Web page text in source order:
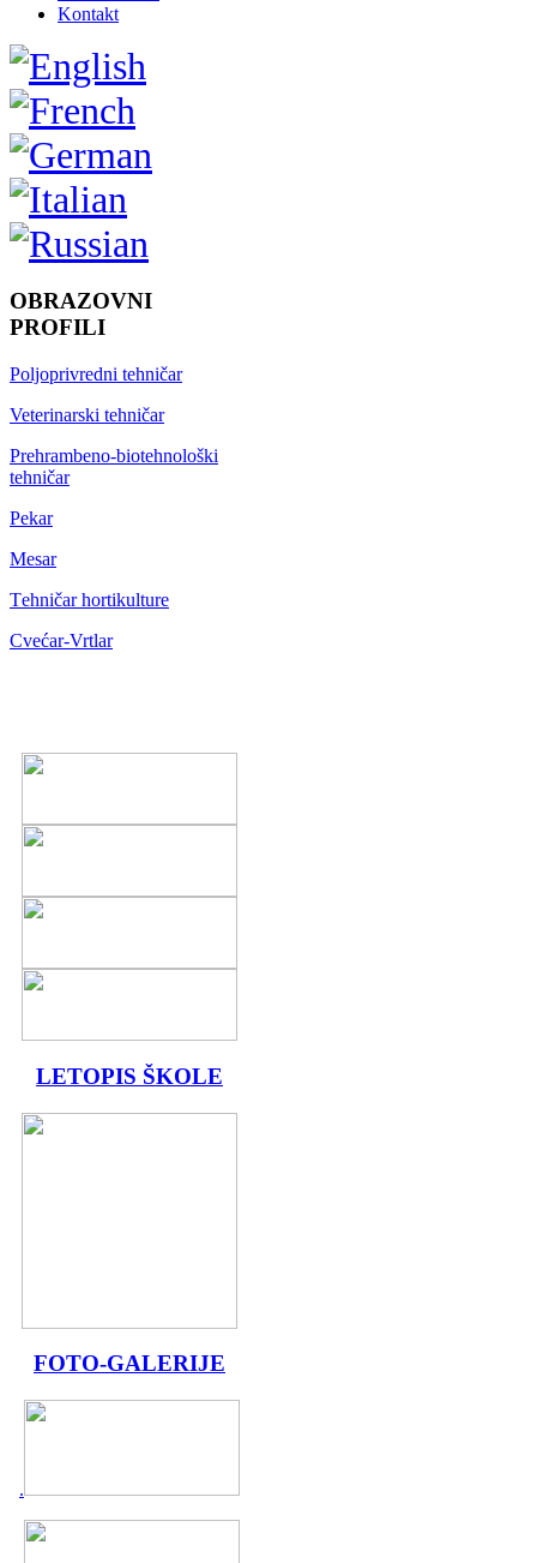
Kontakt
OBRAZOVNI
PROFILI
Poljoprivredni tehničar
Veterinarski tehničar
Prehrambeno-biotehnološki
tehničar
Pekar
Mesar
Тehničar hortikulture
Cvećar-Vrtlar
LETOPIS ŠKOLE
FOTO-GALERIJE
.